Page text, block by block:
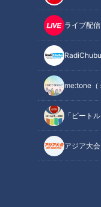
ライブ配信
me:tone（
「ビート
アジア大
この記事を見たあ
中日・ボスラー選手、
いるチームメイトは？